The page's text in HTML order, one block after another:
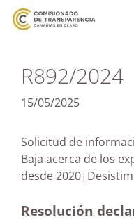
R892/2024
15/05/2025
Solicitud de
Baja acerca de los
desde
Resolución